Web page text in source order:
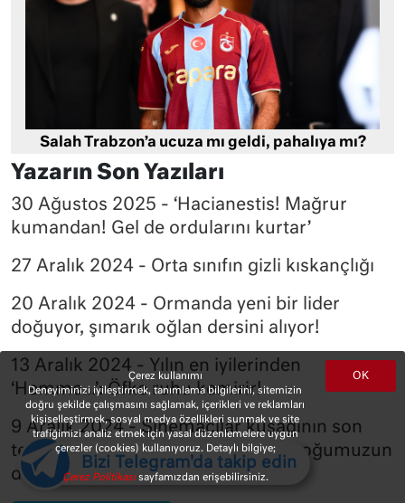
Salah Trabzon’a ucuza mı geldi, pahalıya mı?
Yazarın Son Yazıları
30 Ağustos 2025 - ‘Hacianestis! Mağrur
kumandan! Gel de ordularını kurtar’
27 Aralık 2024 - Orta sınıfın gizli kıskançlığı
20 Aralık 2024 - Ormanda yeni bir lider
doğuyor, şımarık oğlan dersini alıyor!
13 Aralık 2024 - Yılın en iyilerinden
‘Hemme…’: Öfke ruhu kemirir!
9 Aralık 2024 - Sinemacılar kuşağının son
temsilcisi, ‘sinemamızın şerifi’, birçoğumuzun
da Şerif Abi’siydi
OK
Çerez kullanımı
Deneyiminizi iyileştirmek, tanımlama bilgilerini, sitemizin
doğru şekilde çalışmasını sağlamak, içerikleri ve reklamları
kişiselleştirmek, sosyal medya özellikleri sunmak ve site
trafiğimizi analiz etmek için yasal düzenlemelere uygun
çerezler (cookies) kullanıyoruz. Detaylı bilgiye;
Çerez Politikasısayfamızdan erişebilirsiniz.
Bizi Telegram'da takip edin